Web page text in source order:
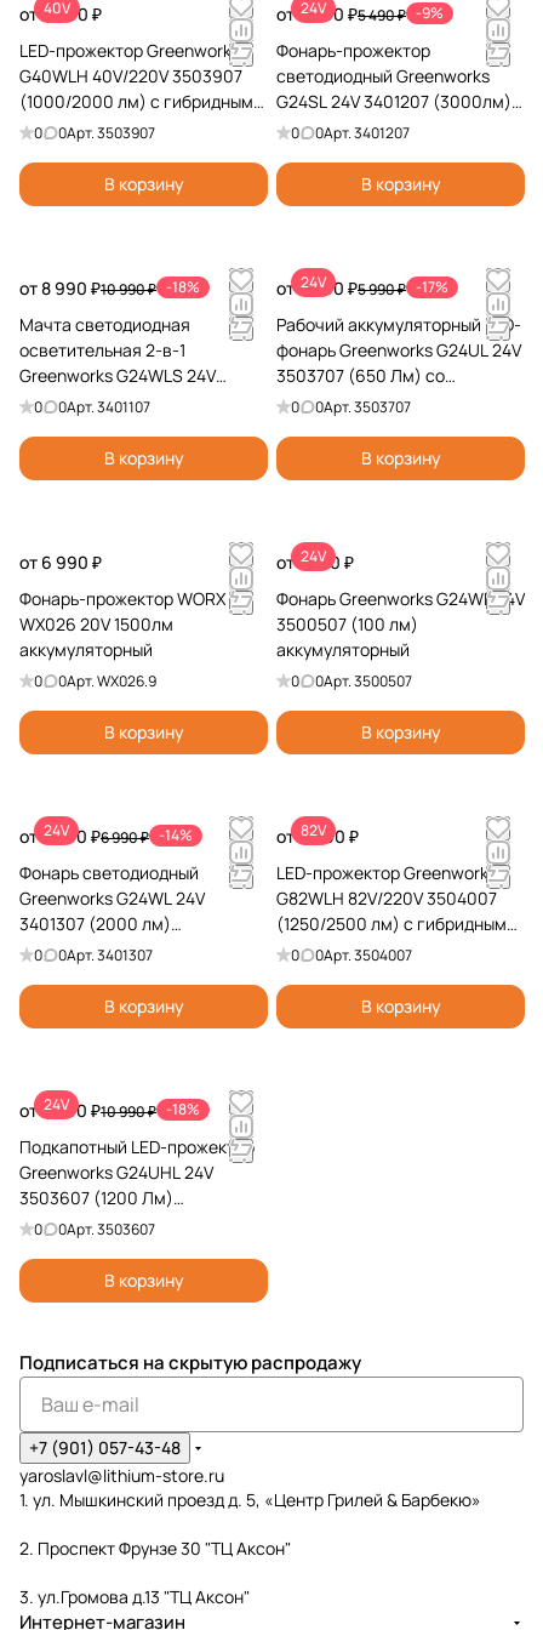
40V
от 6 990 ₽
LED-прожектор Greenworks
G40WLH 40V/220V 3503907
(1000/2000 лм) с гибридным
питанием
0 0Арт.3503907
В корзину
24V
от 4 990 ₽5 490 ₽ -9%
Фонарь-прожектор
светодиодный Greenworks
G24SL 24V 3401207 (3000лм)
аккумуляторный
0 0Арт.3401207
В корзину
от 8 990 ₽10 990 ₽ -18%
Мачта светодиодная
осветительная 2-в-1
Greenworks G24WLS 24V
3401107 аккумуляторная
0 0Арт.3401107
В корзину
24V
от 4 990 ₽5 990 ₽ -17%
Рабочий аккумуляторный LED-
фонарь Greenworks G24UL 24V
3503707 (650 Лм) со
сменными плафонами
0 0Арт.3503707
В корзину
от 6 990 ₽
Фонарь-прожектор WORX
WX026 20V 1500лм
аккумуляторный
0 0Арт.WX026.9
В корзину
24V
от 2 190 ₽
Фонарь Greenworks G24WL 24V
3500507 (100 лм)
аккумуляторный
0 0Арт.3500507
В корзину
24V
от 5 990 ₽6 990 ₽ -14%
Фонарь светодиодный
Greenworks G24WL 24V
3401307 (2000 лм)
аккумуляторный
0 0Арт.3401307
В корзину
82V
от 9 990 ₽
LED-прожектор Greenworks
G82WLH 82V/220V 3504007
(1250/2500 лм) с гибридным
питанием
0 0Арт.3504007
В корзину
24V
от 8 990 ₽10 990 ₽ -18%
Подкапотный LED-прожектор
Greenworks G24UHL 24V
3503607 (1200 Лм)
аккумуляторный
0 0Арт.3503607
В корзину
Подписаться на скрытую распродажу
+7 (901) 057-43-48
yaroslavl@lithium-store.ru
1. ул. Мышкинский проезд д. 5, «Центр Грилей & Барбекю»
2. Проспект Фрунзе 30 "ТЦ Аксон"
3. ул.Громова д.13 "ТЦ Аксон"
Интернет-магазин